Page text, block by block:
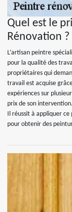
Quel est le
Rénovation ?
L’artisan peintre
pour la qualité des
propriétaires qui
travail est acquise
expériences sur
prix de son
Il réussit à appliquer ce
pour obtenir des